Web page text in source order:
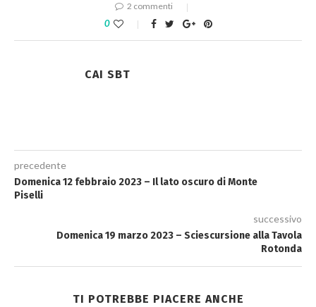
2 commenti
0
CAI SBT
precedente
Domenica 12 febbraio 2023 – Il lato oscuro di Monte
Piselli
successivo
Domenica 19 marzo 2023 – Sciescursione alla Tavola
Rotonda
TI POTREBBE PIACERE ANCHE